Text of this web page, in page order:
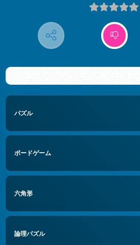
パズル
ボードゲーム
六角形
論理パズル